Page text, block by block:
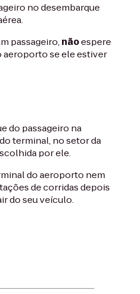
no desembarque
passageiro,nãoespere
aeroporto se ele estiver
do passageiro na
terminal, no setor da
por ele.
do aeroporto nem
de corridas depois
do seu veículo.